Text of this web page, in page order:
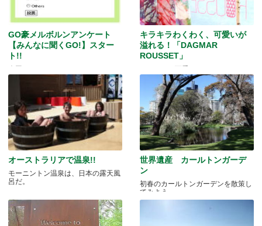
GO豪メルボルンアンケート
【みんなに聞くGO!】スター
ト!!
今回のテーマはこちら！
キラキラわくわく、可愛いが
溢れる！「DAGMAR
ROUSSET」
カラフルで可愛い！そして、キラリ
幸せもらっちゃおう！
オーストラリアで温泉!!
モーニントン温泉は、日本の露天風
呂だ。
世界遺産 カールトンガーデ
ン
初春のカールトンガーデンを散策し
てみよう。